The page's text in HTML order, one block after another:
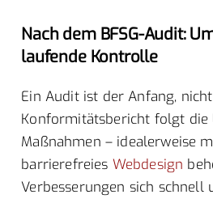
Nach dem BFSG-Audit:
laufende Kontrolle
Ein Audit ist der Anfang,
Konformitätsbericht folgt die
Maßnahmen – idealerweise
barrierefreies Webdesign
Verbesserungen sich schnell